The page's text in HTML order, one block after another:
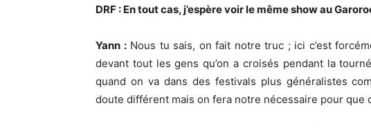
DRF : En tout cas, j’espère voir le même show au
Yann :Nous tu sais, on fait notre truc ; ici c’est
devant tout les gens qu’on a croisés pendant la
quand on va dans des festivals plus généralistes
doute différent mais on fera notre nécessaire pour que